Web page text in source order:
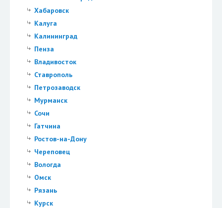
Хабаровск
Калуга
Калининград
Пенза
Владивосток
Ставрополь
Петрозаводск
Мурманск
Сочи
Гатчина
Ростов-на-Дону
Череповец
Вологда
Омск
Рязань
Курск